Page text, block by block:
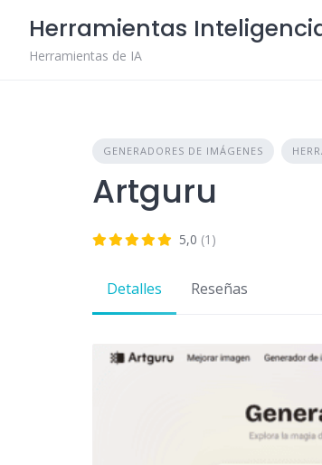
content
Herramientas
Herramientas de IA
GENERADORES DE IMÁGENES
Artguru
5,0 (1)
Detalles Reseñas